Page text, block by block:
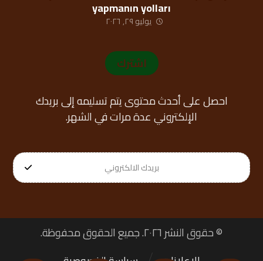
yapmanın yolları
يوليو ٢٩, ٢٠٢٦
اشترك
احصل على أحدث محتوى يتم تسليمه إلى بريدك
الإلكتروني عدة مرات في الشهر.
© حقوق النشر ٢٠٢٦. جميع الحقوق محفوظة.